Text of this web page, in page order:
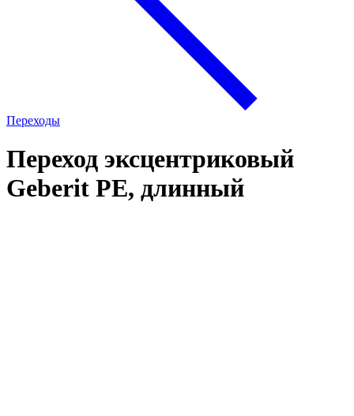
Переходы
Переход эксцентриковый
Geberit PE, длинный